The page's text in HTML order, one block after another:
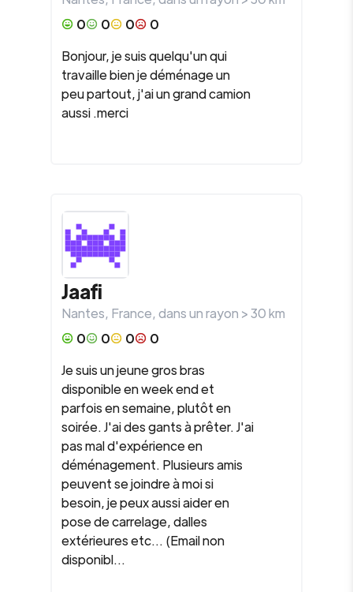
0
0 0
0
Bonjour, je suis quelqu'un qui
travaille bien je déménage un
peu partout, j'ai un grand camion
aussi .merci
Jaafi
Nantes, France, dans un rayon >30km
0
0 0
0
Je suis un jeune gros bras
disponible en week end et
parfois en semaine, plutôt en
soirée. J'ai des gants à prêter. J'ai
pas mal d'expérience en
déménagement. Plusieurs amis
peuvent se joindre à moi si
besoin, je peux aussi aider en
pose de carrelage, dalles
extérieures etc... (Email non
disponibl...